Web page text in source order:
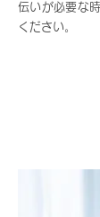
伝いが必要な
ください。